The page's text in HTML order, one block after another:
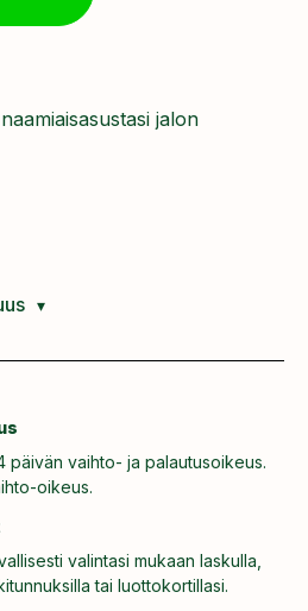
jalon
päivän vaihto- ja palautusoikeus.
oikeus.
valintasi mukaan laskulla,
tai luottokortillasi.